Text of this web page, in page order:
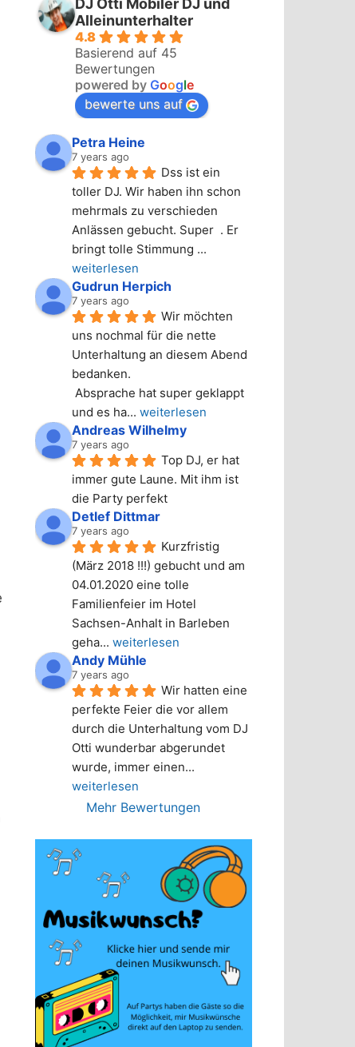
DJ Otti Mobiler DJ und
Alleinunterhalter
4.8
Basierend auf 45
Bewertungen
powered by Google
bewerte uns auf
Petra Heine
7 years ago
Dss ist ein
toller DJ. Wir haben ihn schon
mehrmals zu verschieden
Anlässen gebucht. Super  . Er
bringt tolle Stimmung
weiterlesen
Gudrun Herpich
7 years ago
Wir möchten
uns nochmal für die nette
Unterhaltung an diesem Abend
bedanken.
Absprache hat super geklappt
und es ha... weiterlesen
Andreas Wilhelmy
7 years ago
Top DJ, er hat
immer gute Laune. Mit ihm ist
die Party perfekt
Detlef Dittmar
7 years ago
Kurzfristig
(März 2018 !!!) gebucht und am
04.01.2020 eine tolle
Familienfeier im Hotel
Sachsen-Anhalt in Barleben
geha... weiterlesen
Andy Mühle
7 years ago
Wir hatten eine
perfekte Feier die vor allem
durch die Unterhaltung vom DJ
Otti wunderbar abgerundet
wurde, immer einen
weiterlesen
Mehr Bewertungen